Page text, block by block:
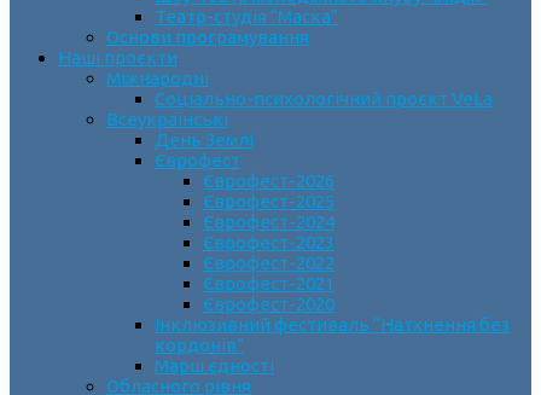
Театр-студія “Маска”
Основи програмування
Наші проєкти
Міжнародні
Соціально-психологічний проєкт VeLa
Всеукраїнські
День Землі
Єврофест
Єврофест-2026
Єврофест-2025
Єврофест-2024
Єврофест-2023
Єврофест-2022
Єврофест-2021
Єврофест-2020
Інклюзивний фестиваль “Натхнення без
кордонів”
Марш єдності
Обласного рівня